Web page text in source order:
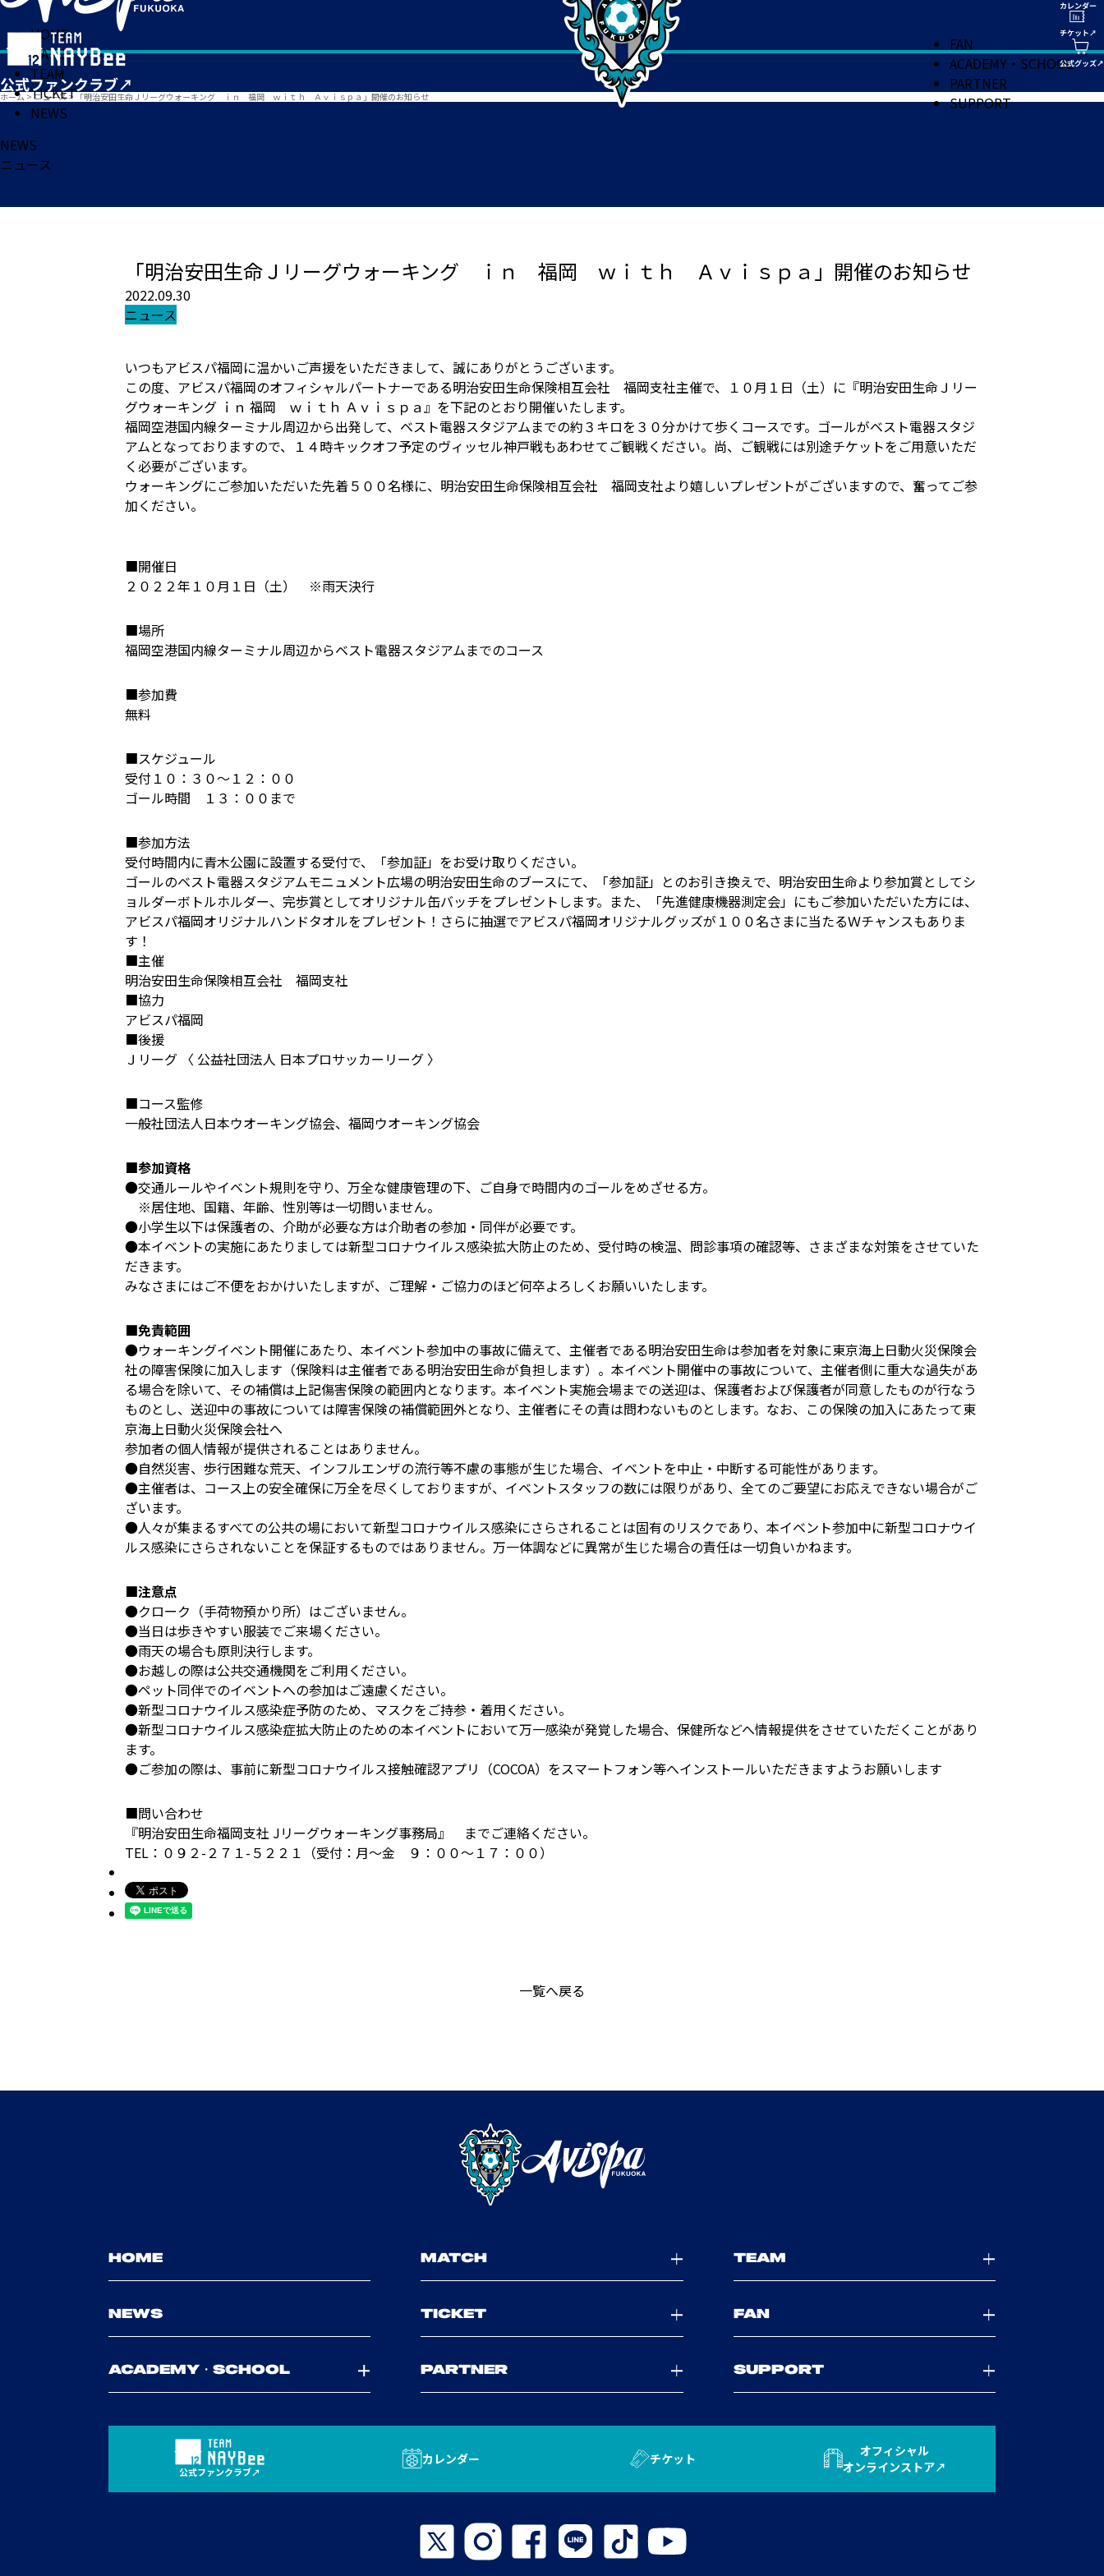
HOME
MATCH
TEAM
TICKET
NEWS
FAN
ACADEMY・SCHOOL
PARTNER
SUPPORT
ホーム > ニュース> 「明治安田生命Ｊリーグウォーキング ｉｎ 福岡 ｗｉｔｈ Ａｖｉｓｐａ」開催のお知らせ
NEWS
ニュース
「明治安田生命Ｊリーグウォーキング ｉｎ 福岡 ｗｉｔｈ Ａｖｉｓｐａ」開催のお知らせ
2022.09.30
ニュース
いつもアビスパ福岡に温かいご声援をいただきまして、誠にありがとうございます。
この度、アビスパ福岡のオフィシャルパートナーである明治安田生命保険相互会社 福岡支社主催で、１０月１日（土）に『明治安田生命Ｊリー
グウォーキング ｉｎ 福岡 ｗｉｔｈ Ａｖｉｓｐａ』を下記のとおり開催いたします。
福岡空港国内線ターミナル周辺から出発して、ベスト電器スタジアムまでの約３キロを３０分かけて歩くコースです。ゴールがベスト電器スタジ
アムとなっておりますので、１４時キックオフ予定のヴィッセル神戸戦もあわせてご観戦ください。尚、ご観戦には別途チケットをご用意いただ
く必要がございます。
ウォーキングにご参加いただいた先着５００名様に、明治安田生命保険相互会社 福岡支社より嬉しいプレゼントがございますので、奮ってご参
加ください。
■開催日
２０２２年１０月１日（土） ※雨天決行
■場所
福岡空港国内線ターミナル周辺からベスト電器スタジアムまでのコース
■参加費
無料
■スケジュール
受付１０：３０～１２：００
ゴール時間 １３：００まで
■参加方法
受付時間内に青木公園に設置する受付で、「参加証」をお受け取りください。
ゴールのベスト電器スタジアムモニュメント広場の明治安田生命のブースにて、「参加証」とのお引き換えで、明治安田生命より参加賞としてシ
ョルダーボトルホルダー、完歩賞としてオリジナル缶バッチをプレゼントします。また、「先進健康機器測定会」にもご参加いただいた方には、
アビスパ福岡オリジナルハンドタオルをプレゼント！さらに抽選でアビスパ福岡オリジナルグッズが１００名さまに当たるＷチャンスもありま
す！
■主催
明治安田生命保険相互会社 福岡支社
■協力
アビスパ福岡
■後援
Ｊリーグ 〈 公益社団法人 日本プロサッカーリーグ 〉
■コース監修
一般社団法人日本ウオーキング協会、福岡ウオーキング協会
■参加資格
●交通ルールやイベント規則を守り、万全な健康管理の下、ご自身で時間内のゴールをめざせる方。
※居住地、国籍、年齢、性別等は一切問いません。
●小学生以下は保護者の、介助が必要な方は介助者の参加・同伴が必要です。
●本イベントの実施にあたりましては新型コロナウイルス感染拡大防止のため、受付時の検温、問診事項の確認等、さまざまな対策をさせていた
だきます。
みなさまにはご不便をおかけいたしますが、ご理解・ご協力のほど何卒よろしくお願いいたします。
■免責範囲
●ウォーキングイベント開催にあたり、本イベント参加中の事故に備えて、主催者である明治安田生命は参加者を対象に東京海上日動火災保険会
社の障害保険に加入します（保険料は主催者である明治安田生命が負担します）。本イベント開催中の事故について、主催者側に重大な過失があ
る場合を除いて、その補償は上記傷害保険の範囲内となります。本イベント実施会場までの送迎は、保護者および保護者が同意したものが行なう
ものとし、送迎中の事故については障害保険の補償範囲外となり、主催者にその責は問わないものとします。なお、この保険の加入にあたって東
京海上日動火災保険会社へ
参加者の個人情報が提供されることはありません。
●自然災害、歩行困難な荒天、インフルエンザの流行等不慮の事態が生じた場合、イベントを中止・中断する可能性があります。
●主催者は、コース上の安全確保に万全を尽くしておりますが、イベントスタッフの数には限りがあり、全てのご要望にお応えできない場合がご
ざいます。
●人々が集まるすべての公共の場において新型コロナウイルス感染にさらされることは固有のリスクであり、本イベント参加中に新型コロナウイ
ルス感染にさらされないことを保証するものではありません。万一体調などに異常が生じた場合の責任は一切負いかねます。
■注意点
●クローク（手荷物預かり所）はございません。
●当日は歩きやすい服装でご来場ください。
●雨天の場合も原則決行します。
●お越しの際は公共交通機関をご利用ください。
●ペット同伴でのイベントへの参加はご遠慮ください。
●新型コロナウイルス感染症予防のため、マスクをご持参・着用ください。
●新型コロナウイルス感染症拡大防止のための本イベントにおいて万一感染が発覚した場合、保健所などへ情報提供をさせていただくことがあり
ます。
●ご参加の際は、事前に新型コロナウイルス接触確認アプリ（COCOA）をスマートフォン等へインストールいただきますようお願いします
■問い合わせ
『明治安田生命福岡支社 Jリーグウォーキング事務局』 までご連絡ください。
TEL：０９２-２７１-５２２１（受付：月～金 ９：００～１７：００）
一覧へ戻る
HOME MATCH TEAM
NEWS TICKET FAN
ACADEMY・SCHOOL PARTNER SUPPORT
公式ファンクラブ
カレンダー チケット
オフィシャル
オンラインストア